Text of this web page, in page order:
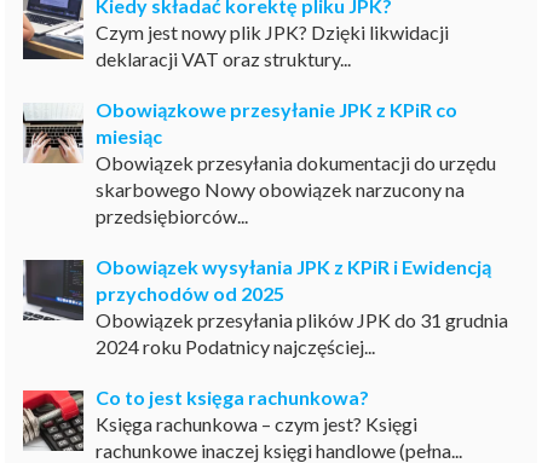
Kiedy składać korektę pliku JPK?
Czym jest nowy plik JPK? Dzięki likwidacji
deklaracji VAT oraz struktury...
Obowiązkowe przesyłanie JPK z KPiR co
miesiąc
Obowiązek przesyłania dokumentacji do urzędu
skarbowego Nowy obowiązek narzucony na
przedsiębiorców...
Obowiązek wysyłania JPK z KPiR i Ewidencją
przychodów od 2025
Obowiązek przesyłania plików JPK do 31 grudnia
2024 roku Podatnicy najczęściej...
Co to jest księga rachunkowa?
Księga rachunkowa – czym jest? Księgi
rachunkowe inaczej księgi handlowe (pełna...